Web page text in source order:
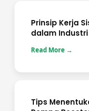
Prinsip Kerja
dalam Industri
Read More →
Tips